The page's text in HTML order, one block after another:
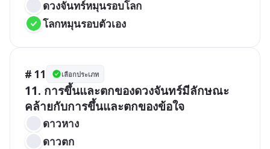
ดวงจันทร์หมุนรอบโลก
โลกหมุนรอบตัวเอง
# 11 เลือกประเภท
11. การขึ้นและตกของดวงจันทร์มีลักษณะ
คล้ายกับการขึ้นและตกของข้อใจ
ดาวหาง
ดาวตก